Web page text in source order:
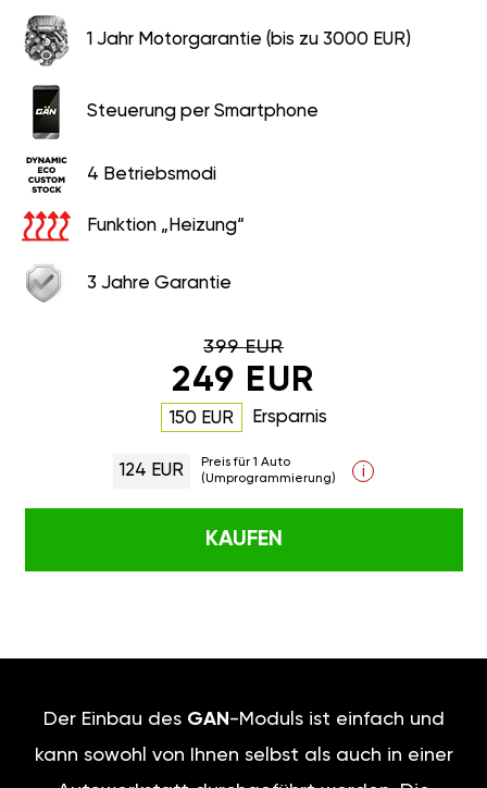
1 Jahr Motorgarantie (bis zu 3000 EUR)
Steuerung per Smartphone
4 Betriebsmodi
Funktion „Heizung“
3 Jahre Garantie
399 EUR
249 EUR
150 EUR Ersparnis
124 EUR
Preis für 1 Auto
(Umprogrammierung)
i
KAUFEN
Der Einbau des GAN -Moduls ist einfach und
kann sowohl von Ihnen selbst als auch in einer